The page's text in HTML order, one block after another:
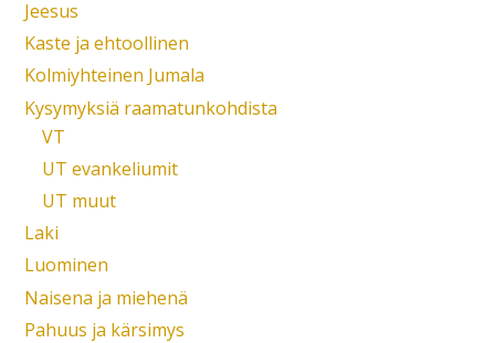
Jeesus
Kaste ja ehtoollinen
Kolmiyhteinen Jumala
Kysymyksiä raamatunkohdista
VT
UT evankeliumit
UT muut
Laki
Luominen
Naisena ja miehenä
Pahuus ja kärsimys